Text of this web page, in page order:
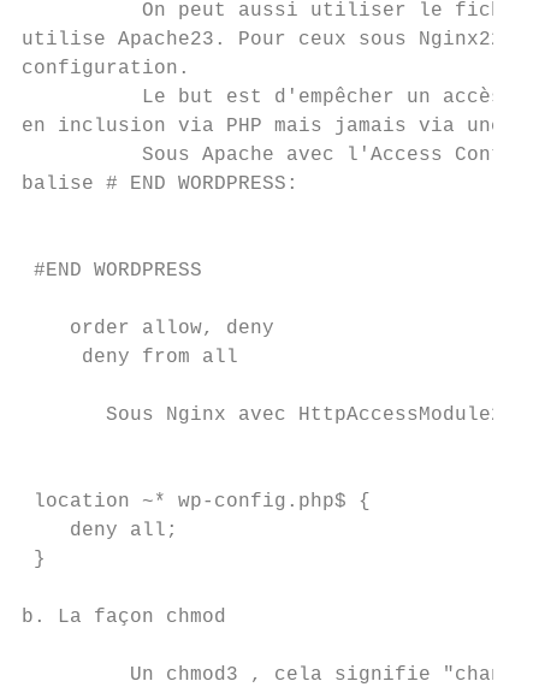
On peut aussi utiliser le
utilise Apache​23​. Pour ceux sous
configuration.
Le but est d'empêcher un accès
en inclusion via PHP mais jamais via une
Sous Apache avec l'Access
balise #​ END WORDPRESS​:
#END WORDPRESS
    ​order ​allow, deny
     ​deny ​from ​all
Sous Nginx avec HttpAccessModule​2​
location ​~* ​wp-config.php$​ {
    ​deny ​all​;
}
b. La façon chmod
Un chmod​3 , cela signifie